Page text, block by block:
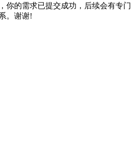
，你的需求已提交成功，后续会有专门
。谢谢!